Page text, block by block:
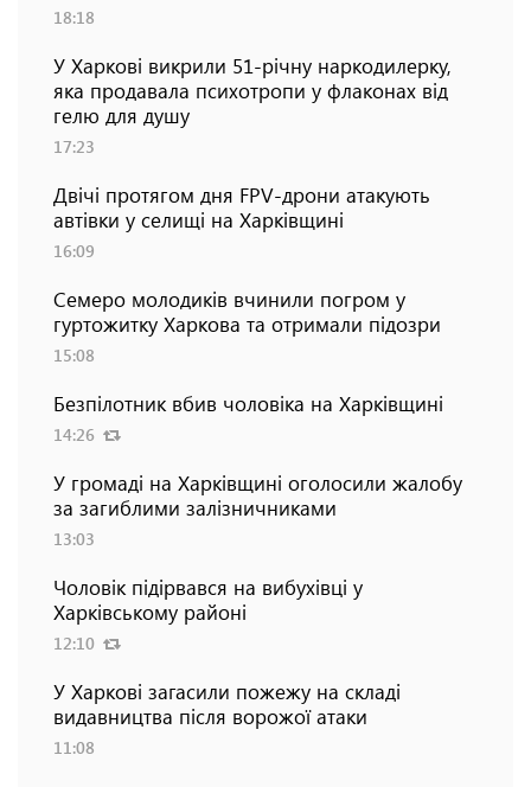
18:18
У Харкові викрили 51-річну наркодилерку,
яка продавала психотропи у флаконах від
гелю для душу
17:23
Двічі протягом дня FPV-дрони атакують
автівки у селищі на Харківщині
16:09
Семеро молодиків вчинили погром у
гуртожитку Харкова та отримали підозри
15:08
Безпілотник вбив чоловіка на Харківщині
14:26
У громаді на Харківщині оголосили жалобу
за загиблими залізничниками
13:03
Чоловік підірвався на вибухівці у
Харківському районі
12:10
У Харкові загасили пожежу на складі
видавництва після ворожої атаки
11:08